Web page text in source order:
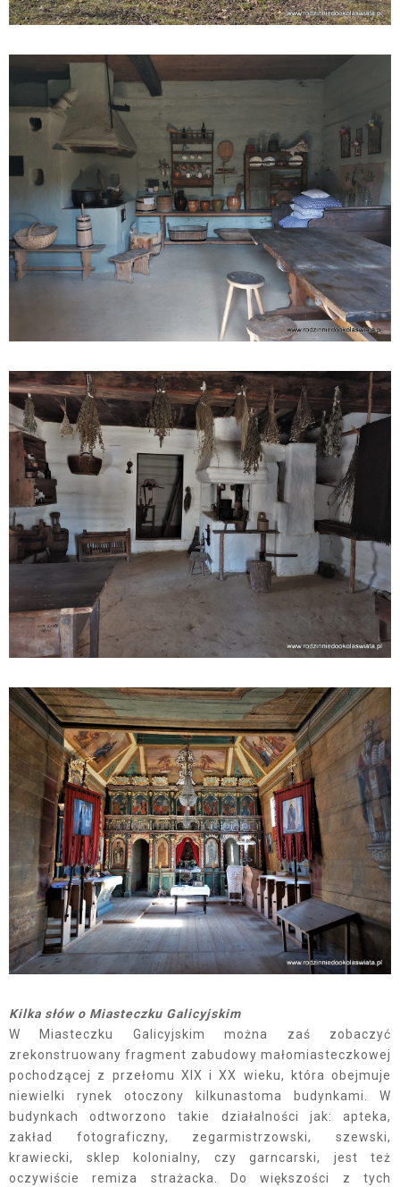
Kilka słów o Miasteczku Galicyjskim
W Miasteczku Galicyjskim można zaś zobaczyć
zrekonstruowany fragment zabudowy małomiasteczkowej
pochodzącej z przełomu XIX i XX wieku, która obejmuje
niewielki rynek otoczony kilkunastoma budynkami. W
budynkach odtworzono takie działalności jak: apteka,
zakład fotograficzny, zegarmistrzowski, szewski,
krawiecki, sklep kolonialny, czy garncarski, jest też
oczywiście remiza strażacka. Do większości z tych